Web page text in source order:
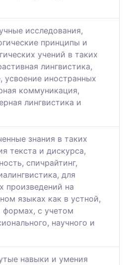
исследования,
принципы и
учений в таких
лингвистика,
усвоение иностранных
коммуникация,
лингвистика и
знания в таких
текста и дискурса,
спичрайтинг,
для
произведений на
языках как в устной,
формах, с учетом
научного и
навыки и умения